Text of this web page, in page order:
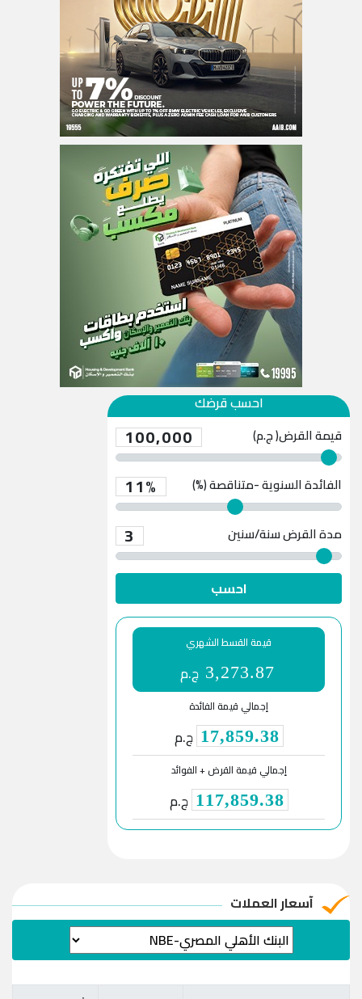
احسب قرضك
قيمة القرض( ج.م) 100,000
الفائدة السنوية -متناقصة (%) 11%
مدة القرض 3 سنة/سنين
احسب
قيمة القسط الشهري
3,273.87 ج.م
إجمالي قيمة الفائدة
17,859.38 ج.م
إجمالي قيمة القرض + الفوائد
117,859.38 ج.م
آسعار العملات